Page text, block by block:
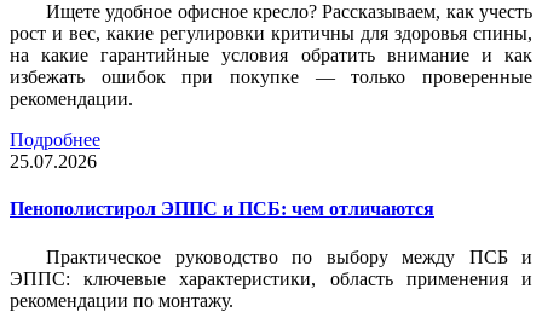
Ищете удобное офисное кресло? Рассказываем, как учесть
рост и вес, какие регулировки критичны для здоровья спины,
на какие гарантийные условия обратить внимание и как
избежать ошибок при покупке — только проверенные
рекомендации.
Подробнее
25.07.2026
Пенополистирол ЭППС и ПСБ: чем отличаются
Практическое руководство по выбору между ПСБ и
ЭППС: ключевые характеристики, область применения и
рекомендации по монтажу.